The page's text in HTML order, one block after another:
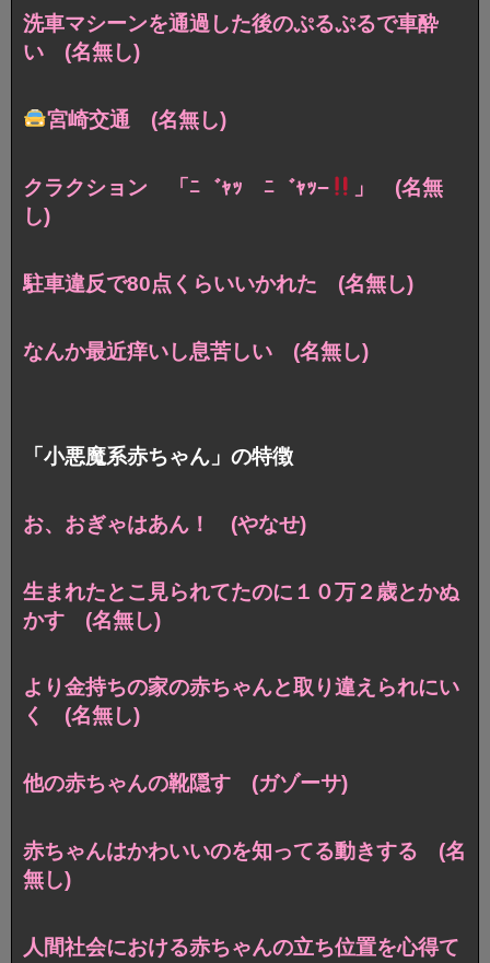
洗車マシーンを通過した後のぷるぷるで車酔
い (名無し)
宮崎交通 (名無し)
クラクション 「ﾆ゛ｬｯ ﾆ゛ｬｯ−
」 (名無
し)
駐車違反で80点くらいいかれた (名無し)
なんか最近痒いし息苦しい (名無し)
「小悪魔系赤ちゃん」の特徴
お、おぎゃはあん！ (やなせ)
生まれたとこ見られてたのに１０万２歳とかぬ
かす (名無し)
より金持ちの家の赤ちゃんと取り違えられにい
く (名無し)
他の赤ちゃんの靴隠す (ガゾーサ)
赤ちゃんはかわいいのを知ってる動きする (名
無し)
人間社会における赤ちゃんの立ち位置を心得て